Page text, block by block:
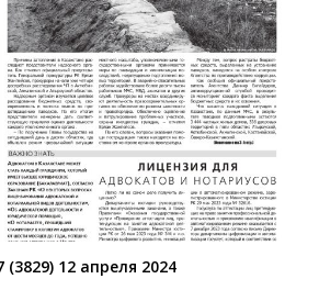
(3829) 12 апреля 2024